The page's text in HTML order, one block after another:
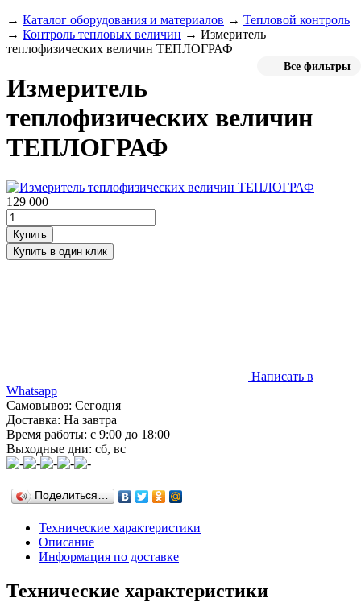
→ Каталог оборудования и материалов → Тепловой контроль
→ Контроль тепловых величин → Измеритель
теплофизических величин ТЕПЛОГРАФ
Все фильтры
Измеритель
теплофизических величин
ТЕПЛОГРАФ
129 000
Написать в
Whatsapp
Самовывоз: Сегодня
Доставка: На завтра
Время работы: с 9:00 до 18:00
Выходные дни: сб, вс
Поделиться…
Технические характеристики
Описание
Информация по доставке
Технические характеристики